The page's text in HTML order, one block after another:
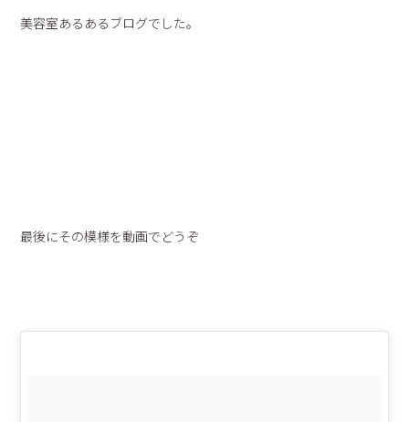
美容室あるあるブログでした。
最後にその模様を動画でどうぞ